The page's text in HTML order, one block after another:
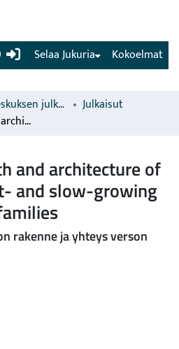
(current) Kokoelmat
Selaa Jukuria
Luonnonvarakeskuksen julkaisut
Julkaisut
Early root growth and architecture of seedlings of fast- and slow-growing Norway spruce families
and architecture of
and slow-growing
rakenne ja yhteys verson